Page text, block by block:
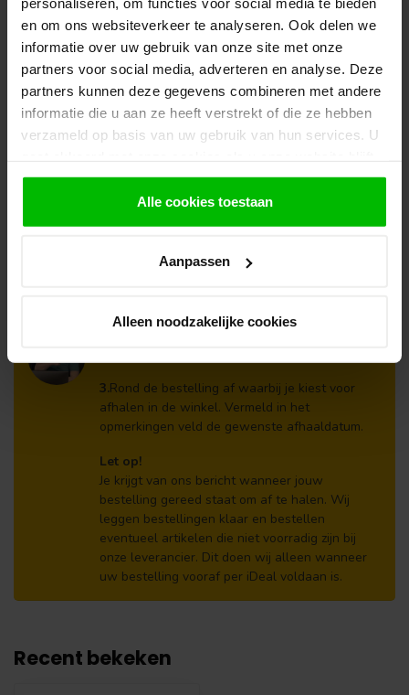
en om ons websiteverkeer te analyseren. Ook delen we
informatie over uw gebruik van onze site met onze
partners voor social media, adverteren en analyse. Deze
partners kunnen deze gegevens combineren met andere
informatie die u aan ze heeft verstrekt of die ze hebben
verzameld op basis van uw gebruik van hun services. U
gebruiken.
Alle cookies toestaan
Aanpassen
Alleen noodzakelijke cookies
TUINDECO
Blokhut Inglund
Op voorraad in webshop
€2.949,00
€2.829,00
Klantenservice
bekijk onzeveelgestelde vragenof neem
contact op met de
klantenservice
bestelling.
Afhalen en zeker weten dan uw
winkelwagen.
3.Rond de bestelling af waarbij je kiest voor
afhalen in de winkel. Vermeld in het
opmerkingen veld de gewenste afhaaldatum.
Let op!
Je krijgt van ons bericht wanneer jouw
bestelling gereed staat om af te halen. Wij
leggen bestellingen klaar en bestellen
eventueel artikelen die niet voorradig zijn bij
onze leverancier. Dit doen wij alleen wanneer
uw bestelling vooraf per iDeal voldaan is.
Recent bekeken